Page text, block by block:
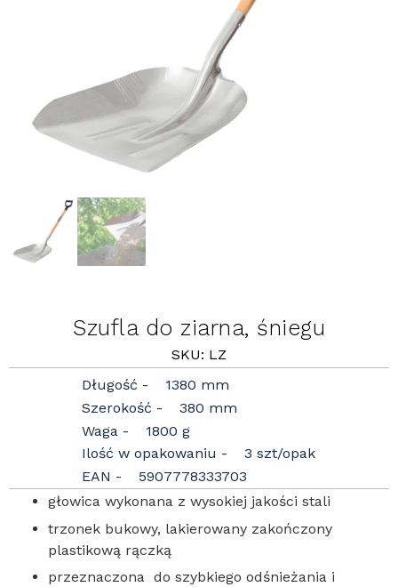
Szufla do ziarna, śniegu
SKU: LZ
Długość
1380 mm
Szerokość
380 mm
Waga
1800 g
Ilość w opakowaniu
3 szt/opak
EAN
5907778333703
głowica wykonana z wysokiej jakości stali
trzonek bukowy, lakierowany zakończony
plastikową rączką
przeznaczona do szybkiego odśnieżania i